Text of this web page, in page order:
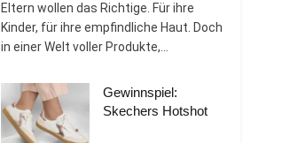
Eltern wollen das Richtige. Für ihre
Kinder, für ihre empfindliche Haut. Doch
in einer Welt voller Produkte,...
Gewinnspiel:
Skechers Hotshot